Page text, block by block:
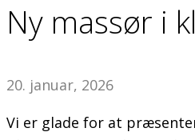
Ny massør i
20. januar, 2026
Vi er glade for at